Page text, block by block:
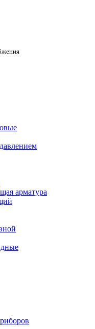
арматура